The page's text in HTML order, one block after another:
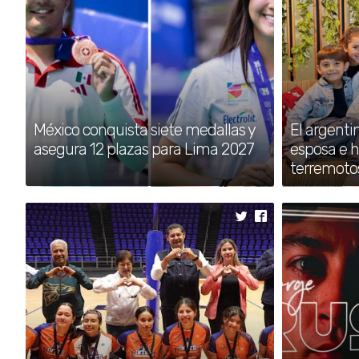
México avanza con
Octavos del Mundial
La Selección Nacional de México venció 2-0
mejores del torneo.
México inicia con
México conquista siete medallas y
asegura 12 plazas para Lima 2027
El
esposa e